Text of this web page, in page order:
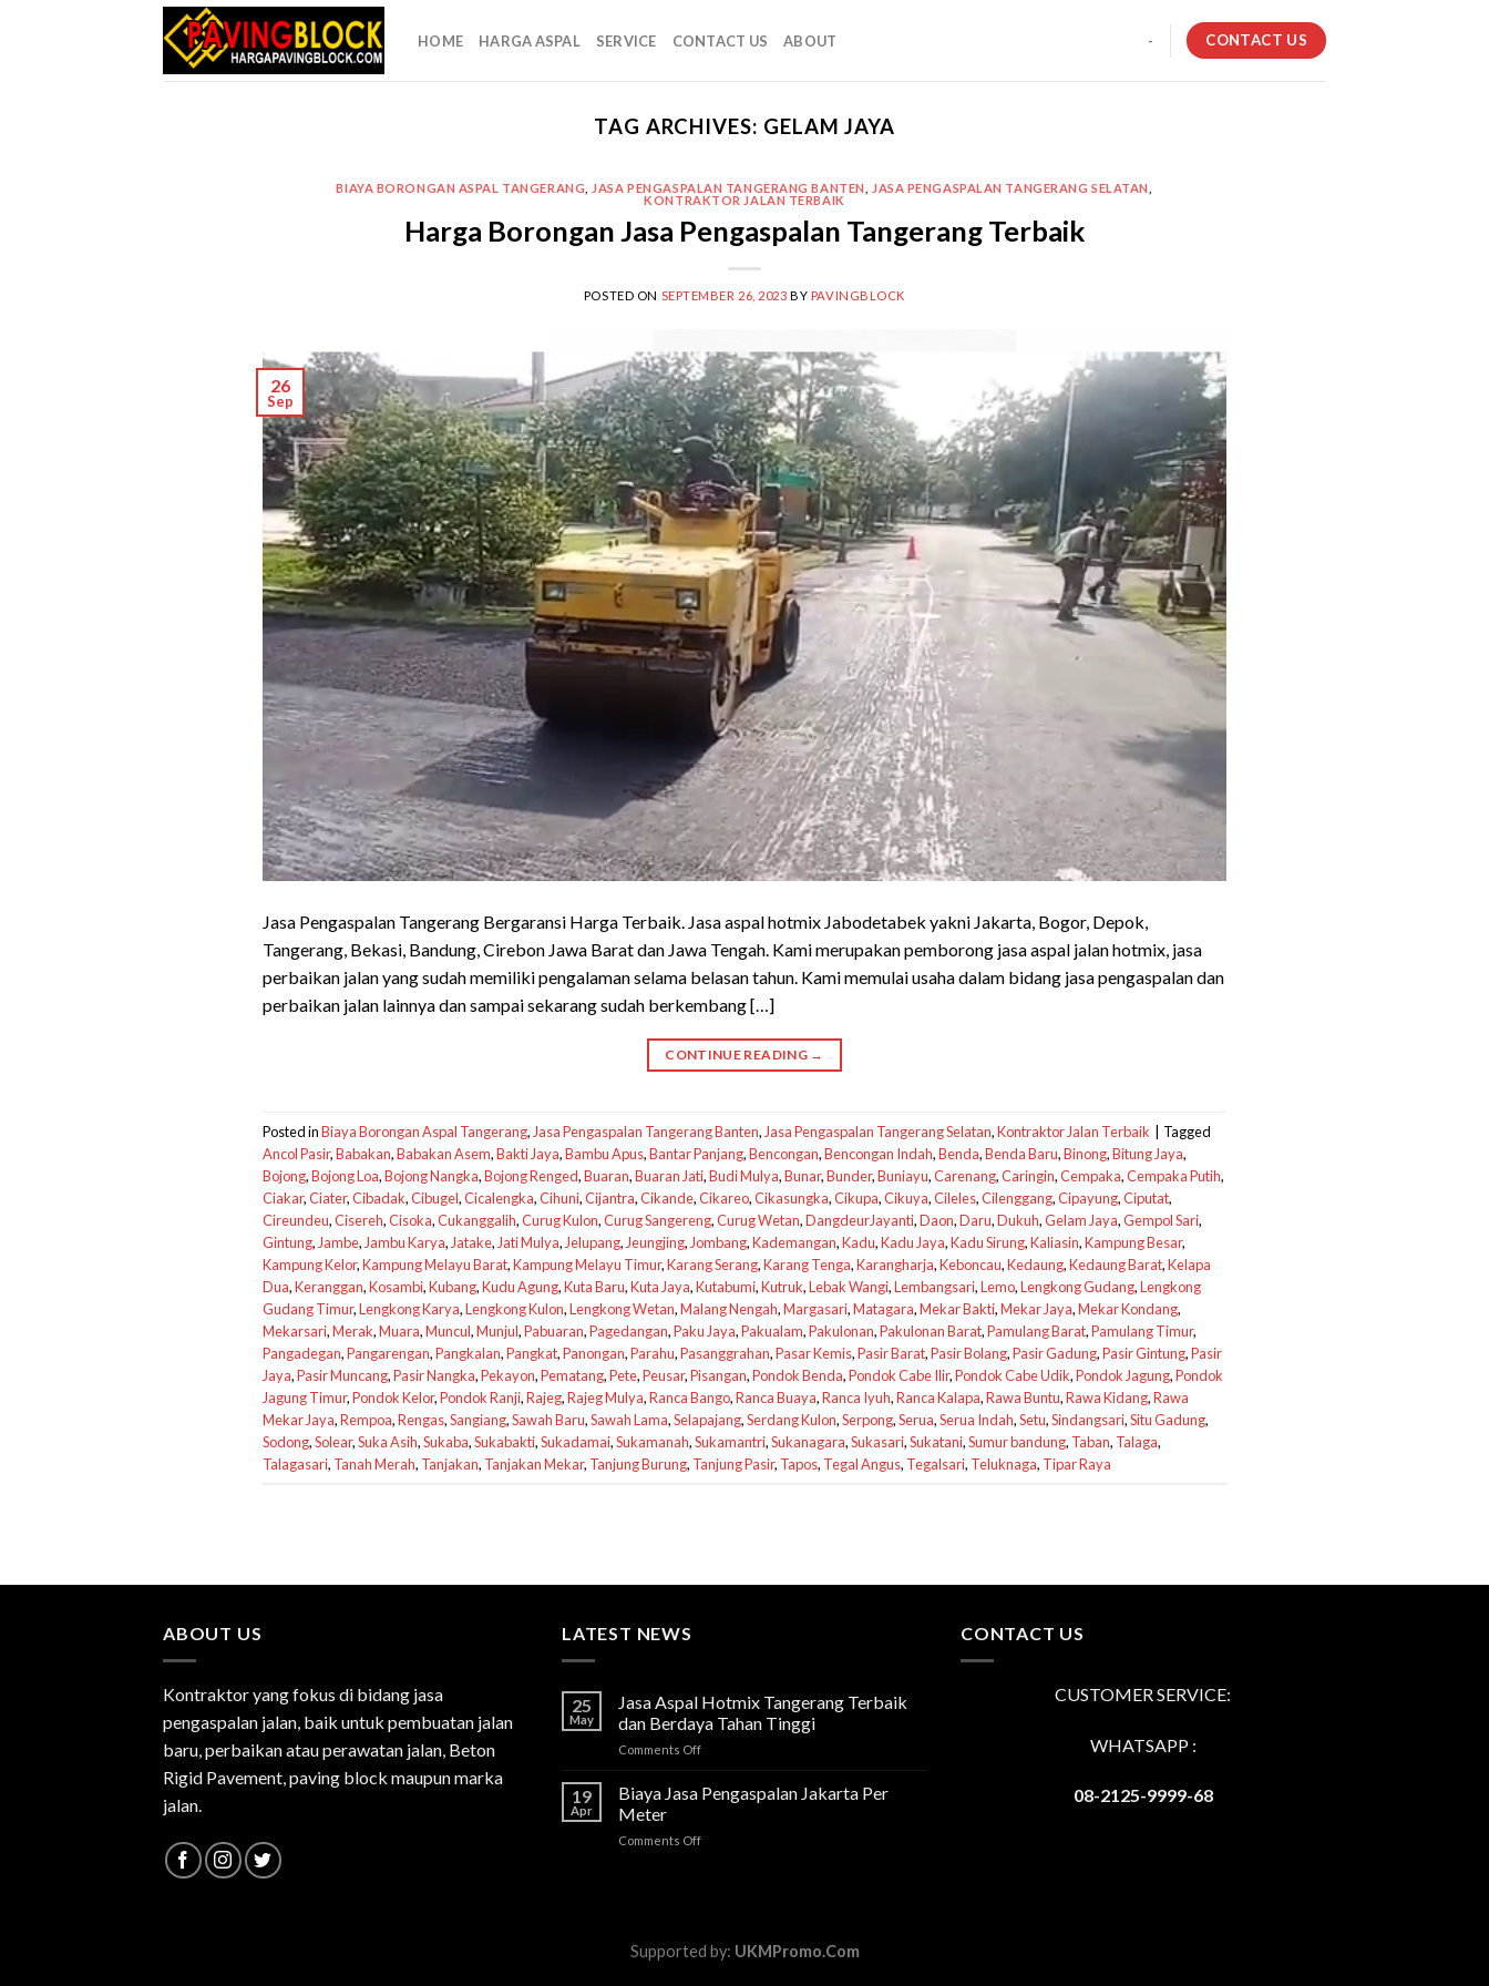
HOME HARGA ASPAL SERVICE CONTACT US ABOUT - CONTACT US
TAG ARCHIVES: GELAM JAYA
BIAYA BORONGAN ASPAL TANGERANG JASA PENGASPALAN TANGERANG BANTEN JASA PENGASPALAN TANGERANG SELATAN
KONTRAKTOR JALAN TERBAIK
Harga Borongan Jasa Pengaspalan Tangerang Terbaik
POSTED ON SEPTEMBER 26, 2023 BY PAVINGBLOCK
26
Sep
Jasa Pengaspalan Tangerang Bergaransi Harga Terbaik. Jasa aspal hotmix Jabodetabek yakni Jakarta, Bogor, Depok,
Tangerang, Bekasi, Bandung, Cirebon Jawa Barat dan Jawa Tengah. Kami merupakan pemborong jasa aspal jalan hotmix, jasa
perbaikan jalan yang sudah memiliki pengalaman selama belasan tahun. Kami memulai usaha dalam bidang jasa pengaspalan dan
perbaikan jalan lainnya dan sampai sekarang sudah berkembang […]
CONTINUE READING →
Posted inBiaya Borongan Aspal Tangerang, Jasa Pengaspalan Tangerang Banten, Jasa Pengaspalan Tangerang Selatan,Kontraktor Jalan Terbaik
Tagged
Ancol Pasir,Babakan,Babakan Asem,Bakti Jaya,Bambu Apus,Bantar Panjang,Bencongan,Bencongan Indah,Benda,Benda Baru,Binong,Bitung Jaya,
Bojong,Bojong Loa,Bojong Nangka,Bojong Renged,Buaran,Buaran Jati,Budi Mulya,Bunar,Bunder,Buniayu,Carenang,Caringin,Cempaka,Cempaka Putih,
Ciakar,Ciater,Cibadak,Cibugel,Cicalengka,Cihuni,Cijantra,Cikande,Cikareo,Cikasungka,Cikupa,Cikuya,Cileles,Cilenggang,Cipayung,Ciputat,
Cireundeu,Cisereh,Cisoka,Cukanggalih,Curug Kulon,Curug Sangereng,Curug Wetan,DangdeurJayanti,Daon,Daru,Dukuh,Gelam Jaya,Gempol Sari,
Gintung, Jambe, Jambu Karya, Jatake, Jati Mulya, Jelupang, Jeungjing, Jombang,Kademangan,Kadu,Kadu Jaya,Kadu Sirung,Kaliasin,Kampung Besar,
Kampung Kelor,Kampung Melayu Barat,Kampung Melayu Timur,Karang Serang,Karang Tenga,Karangharja,Keboncau,Kedaung,Kedaung Barat,Kelapa
Dua,Keranggan,Kosambi,Kubang,Kudu Agung,Kuta Baru,Kuta Jaya,Kutabumi,Kutruk,Lebak Wangi,Lembangsari,Lemo,Lengkong Gudang,Lengkong
Gudang Timur,Lengkong Karya,Lengkong Kulon,Lengkong Wetan,Malang Nengah,Margasari,Matagara,Mekar Bakti,Mekar Jaya,Mekar Kondang,
Mekarsari,Merak,Muara,Muncul,Munjul,Pabuaran,Pagedangan,Paku Jaya,Pakualam,Pakulonan,Pakulonan Barat,Pamulang Barat,Pamulang Timur,
Pangadegan,Pangarengan,Pangkalan,Pangkat,Panongan,Parahu,Pasanggrahan,Pasar Kemis,Pasir Barat,Pasir Bolang,Pasir Gadung,Pasir Gintung,Pasir
Jaya,Pasir Muncang,Pasir Nangka,Pekayon,Pematang,Pete,Peusar,Pisangan,Pondok Benda,Pondok Cabe Ilir,Pondok Cabe Udik,Pondok Jagung,Pondok
Jagung Timur,Pondok Kelor,Pondok Ranji,Rajeg,Rajeg Mulya,Ranca Bango,Ranca Buaya,Ranca Iyuh,Ranca Kalapa,Rawa Buntu,Rawa Kidang,Rawa
Mekar Jaya,Rempoa,Rengas,Sangiang,Sawah Baru,Sawah Lama,Selapajang,Serdang Kulon,Serpong,Serua,Serua Indah,Setu,Sindangsari,Situ Gadung,
Sodong,Solear,Suka Asih,Sukaba,Sukabakti,Sukadamai,Sukamanah,Sukamantri,Sukanagara,Sukasari,Sukatani,Sumur bandung, Taban, Talaga,
Talagasari, Tanah Merah, Tanjakan, Tanjakan Mekar, Tanjung Burung, Tanjung Pasir, Tapos, Tegal Angus, Tegalsari, Teluknaga, Tipar Raya
ABOUT US
Kontraktor yang fokus di bidang jasa
pengaspalan jalan, baik untuk pembuatan jalan
baru, perbaikan atau perawatan jalan, Beton
Rigid Pavement, paving block maupun marka
jalan.
LATEST NEWS
25
May
Jasa Aspal Hotmix Tangerang Terbaik
dan Berdaya Tahan Tinggi
Comments Offon
Aspal
Hotmix
Terbaik
19
Apr
Biaya Jasa Pengaspalan Jakarta Per
Meter
Comments Offon
Meter
CONTACT US
CUSTOMER SERVICE:
WHATSAPP :
08-2125-9999-68
Supported by: UKMPromo.Com